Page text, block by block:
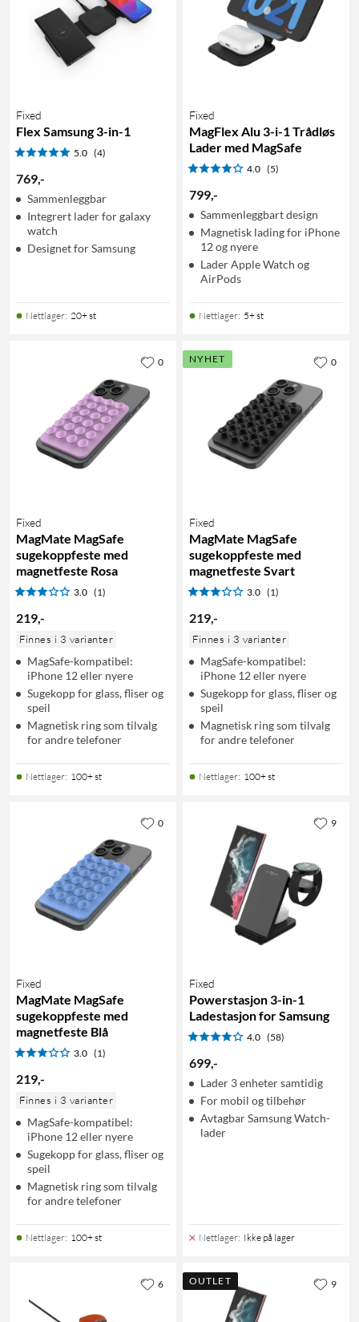
Fixed
Flex Samsung 3-in-1
5.0 (4)
769,-
Sammenleggbar
Integrert lader for galaxy
watch
Designet for Samsung
Nettlager: 20+ st
Fixed
MagFlex Alu 3-i-1 Trådløs
Lader med MagSafe
4.0 (5)
799,-
Sammenleggbart design
Magnetisk lading for iPhone
12 og nyere
Lader Apple Watch og
AirPods
Nettlager: 5+ st
Fixed
MagMate MagSafe
sugekoppfeste med
magnetfeste Rosa
3.0 (1)
219,-
Finnes i 3 varianter
MagSafe-kompatibel:
iPhone 12 eller nyere
Sugekopp for glass, fliser og
speil
Magnetisk ring som tilvalg
for andre telefoner
Nettlager: 100+ st
0 NYHET
Fixed
MagMate MagSafe
sugekoppfeste med
magnetfeste Svart
3.0 (1)
219,-
Finnes i 3 varianter
MagSafe-kompatibel:
iPhone 12 eller nyere
Sugekopp for glass, fliser og
speil
Magnetisk ring som tilvalg
for andre telefoner
Nettlager: 100+ st
0
Fixed
MagMate MagSafe
sugekoppfeste med
magnetfeste Blå
3.0 (1)
219,-
Finnes i 3 varianter
MagSafe-kompatibel:
iPhone 12 eller nyere
Sugekopp for glass, fliser og
speil
Magnetisk ring som tilvalg
for andre telefoner
Nettlager: 100+ st
0
Fixed
Powerstasjon 3-in-1
Ladestasjon for Samsung
4.0 (58)
699,-
Lader 3 enheter samtidig
For mobil og tilbehør
Avtagbar Samsung Watch-
lader
Nettlager: Ikke på lager
9
6 OUTLET 9